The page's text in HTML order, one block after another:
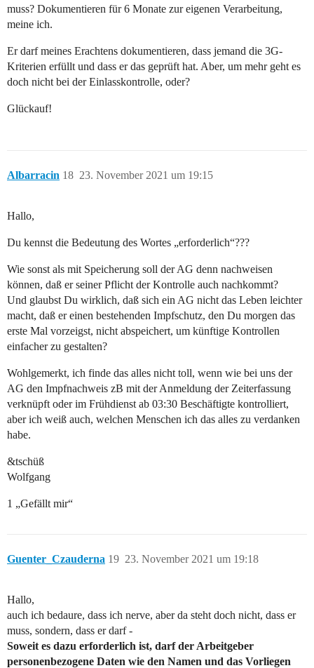
muss? Dokumentieren für 6 Monate zur eigenen Verarbeitung,
meine ich.
Er darf meines Erachtens dokumentieren, dass jemand die 3G-
Kriterien erfüllt und dass er das geprüft hat. Aber, um mehr geht es
doch nicht bei der Einlasskontrolle, oder?
Glückauf!
Albarracin 23. November 2021 um 19:15
18
Hallo,
Du kennst die Bedeutung des Wortes „erforderlich“???
Wie sonst als mit Speicherung soll der AG denn nachweisen
können, daß er seiner Pflicht der Kontrolle auch nachkommt?
Und glaubst Du wirklich, daß sich ein AG nicht das Leben leichter
macht, daß er einen bestehenden Impfschutz, den Du morgen das
erste Mal vorzeigst, nicht abspeichert, um künftige Kontrollen
einfacher zu gestalten?
Wohlgemerkt, ich finde das alles nicht toll, wenn wie bei uns der
AG den Impfnachweis zB mit der Anmeldung der Zeiterfassung
verknüpft oder im Frühdienst ab 03:30 Beschäftigte kontrolliert,
aber ich weiß auch, welchen Menschen ich das alles zu verdanken
habe.
&tschüß
Wolfgang
1 „Gefällt mir“
Guenter_Czauderna 23. November 2021 um 19:18
19
Hallo,
auch ich bedaure, dass ich nerve, aber da steht doch nicht, dass er
muss, sondern, dass er darf -
Soweit es dazu erforderlich ist, darf der Arbeitgeber
personenbezogene Daten wie den Namen und das Vorliegen